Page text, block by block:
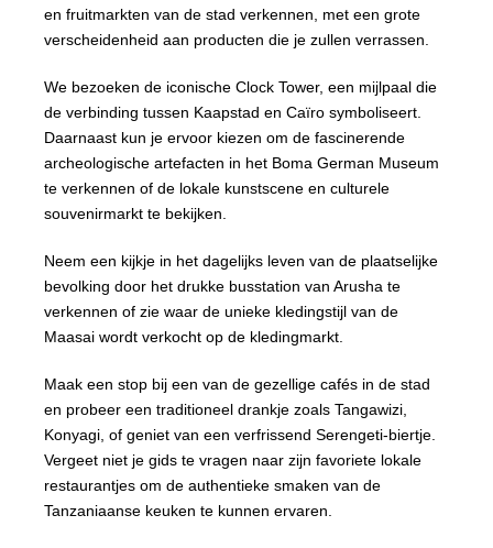
en fruitmarkten van de stad verkennen, met een grote
verscheidenheid aan producten die je zullen verrassen.
We bezoeken de iconische Clock Tower, een mijlpaal die
de verbinding tussen Kaapstad en Caïro symboliseert.
Daarnaast kun je ervoor kiezen om de fascinerende
archeologische artefacten in het Boma German Museum
te verkennen of de lokale kunstscene en culturele
souvenirmarkt te bekijken.
Neem een kijkje in het dagelijks leven van de plaatselijke
bevolking door het drukke busstation van Arusha te
verkennen of zie waar de unieke kledingstijl van de
Maasai wordt verkocht op de kledingmarkt.
Maak een stop bij een van de gezellige cafés in de stad
en probeer een traditioneel drankje zoals Tangawizi,
Konyagi, of geniet van een verfrissend Serengeti-biertje.
Vergeet niet je gids te vragen naar zijn favoriete lokale
restaurantjes om de authentieke smaken van de
Tanzaniaanse keuken te kunnen ervaren.